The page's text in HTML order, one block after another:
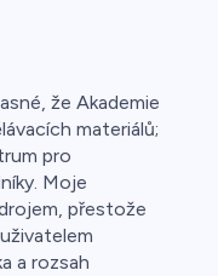
že Akademie
materiálů;
pro
Moje
přestože
a rozsah